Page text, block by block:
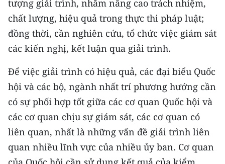
ENGLISH
中文
FRANÇAIS
РУССКИЙ
ESPAÑOL
한국어
tượng giải trình, nhằm nâng cao trách nhiệm,
chất lượng, hiệu quả trong thực thi pháp luật;
đồng thời, cần nghiên cứu, tổ chức việc giám sát
các kiến nghị, kết luận qua giải trình.
Để việc giải trình có hiệu quả, các đại biểu Quốc
hội và các bộ, ngành nhất trí phương hướng cần
có sự phối hợp tốt giữa các cơ quan Quốc hội và
các cơ quan chịu sự giám sát, các cơ quan có
liên quan, nhất là những vấn đề giải trình liên
quan nhiều lĩnh vực của nhiều ủy ban. Cơ quan